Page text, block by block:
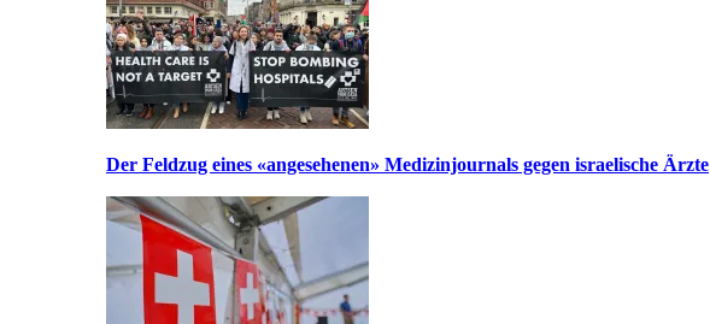
Der Feldzug eines «angesehenen» Medizinjournals gegen israelische Ärzte